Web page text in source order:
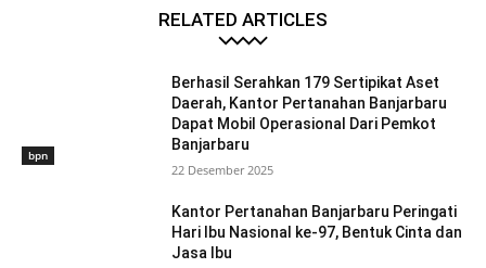
RELATED ARTICLES
bpn
Berhasil Serahkan 179 Sertipikat Aset
Daerah, Kantor Pertanahan Banjarbaru
Dapat Mobil Operasional Dari Pemkot
Banjarbaru
22 Desember 2025
Kantor Pertanahan Banjarbaru Peringati
Hari Ibu Nasional ke-97, Bentuk Cinta dan
Jasa Ibu